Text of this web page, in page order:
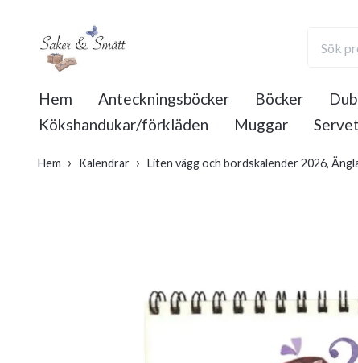
Hem Anteckningsböcker Böcker
Kökshandukar/förkläden
Muggar
Hem Kalendrar Liten vägg och bordskalender 2026,